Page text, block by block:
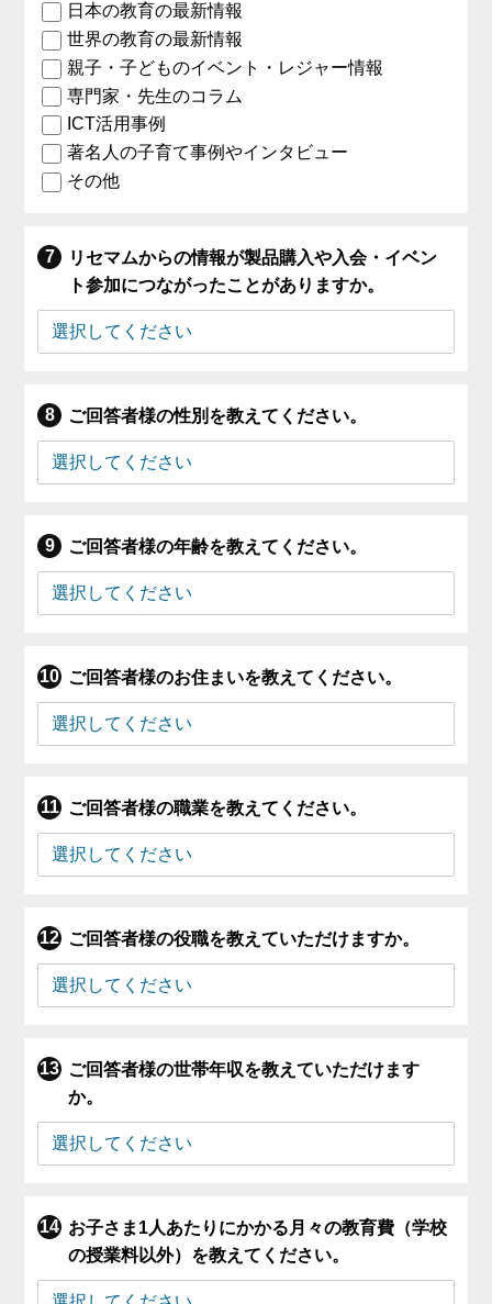
日本の教育の最新情報
世界の教育の最新情報
親子・子どものイベント・レジャー情報
専門家・先生のコラム
ICT活用事例
著名人の子育て事例やインタビュー
その他
リセマムからの情報が製品購入や入会・イベン
ト参加につながったことがありますか。
ご回答者様の性別を教えてください。
ご回答者様の年齢を教えてください。
ご回答者様のお住まいを教えてください。
ご回答者様の職業を教えてください。
ご回答者様の役職を教えていただけますか。
ご回答者様の世帯年収を教えていただけます
か。
お子さま1人あたりにかかる月々の教育費（学校
の授業料以外）を教えてください。